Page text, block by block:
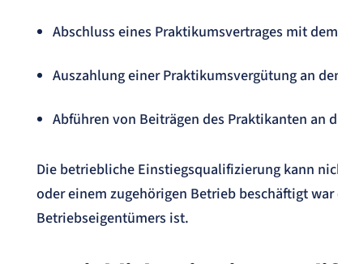
Abschluss eines Praktikumsvertrages mit
Auszahlung einer Praktikumsvergütung an
Abführen von Beiträgen des Praktikanten an
Die betriebliche Einstiegsqualifizierung kann
oder einem zugehörigen Betrieb beschäftigt
Betriebseigentümers ist.